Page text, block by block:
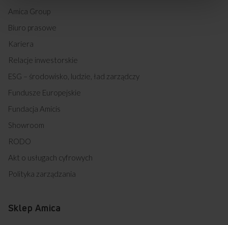
Amica Group
Biuro prasowe
Kariera
Relacje inwestorskie
ESG – środowisko, ludzie, ład zarządczy
Fundusze Europejskie
Fundacja Amicis
Showroom
RODO
Akt o usługach cyfrowych
Polityka zarządzania
Sklep Amica